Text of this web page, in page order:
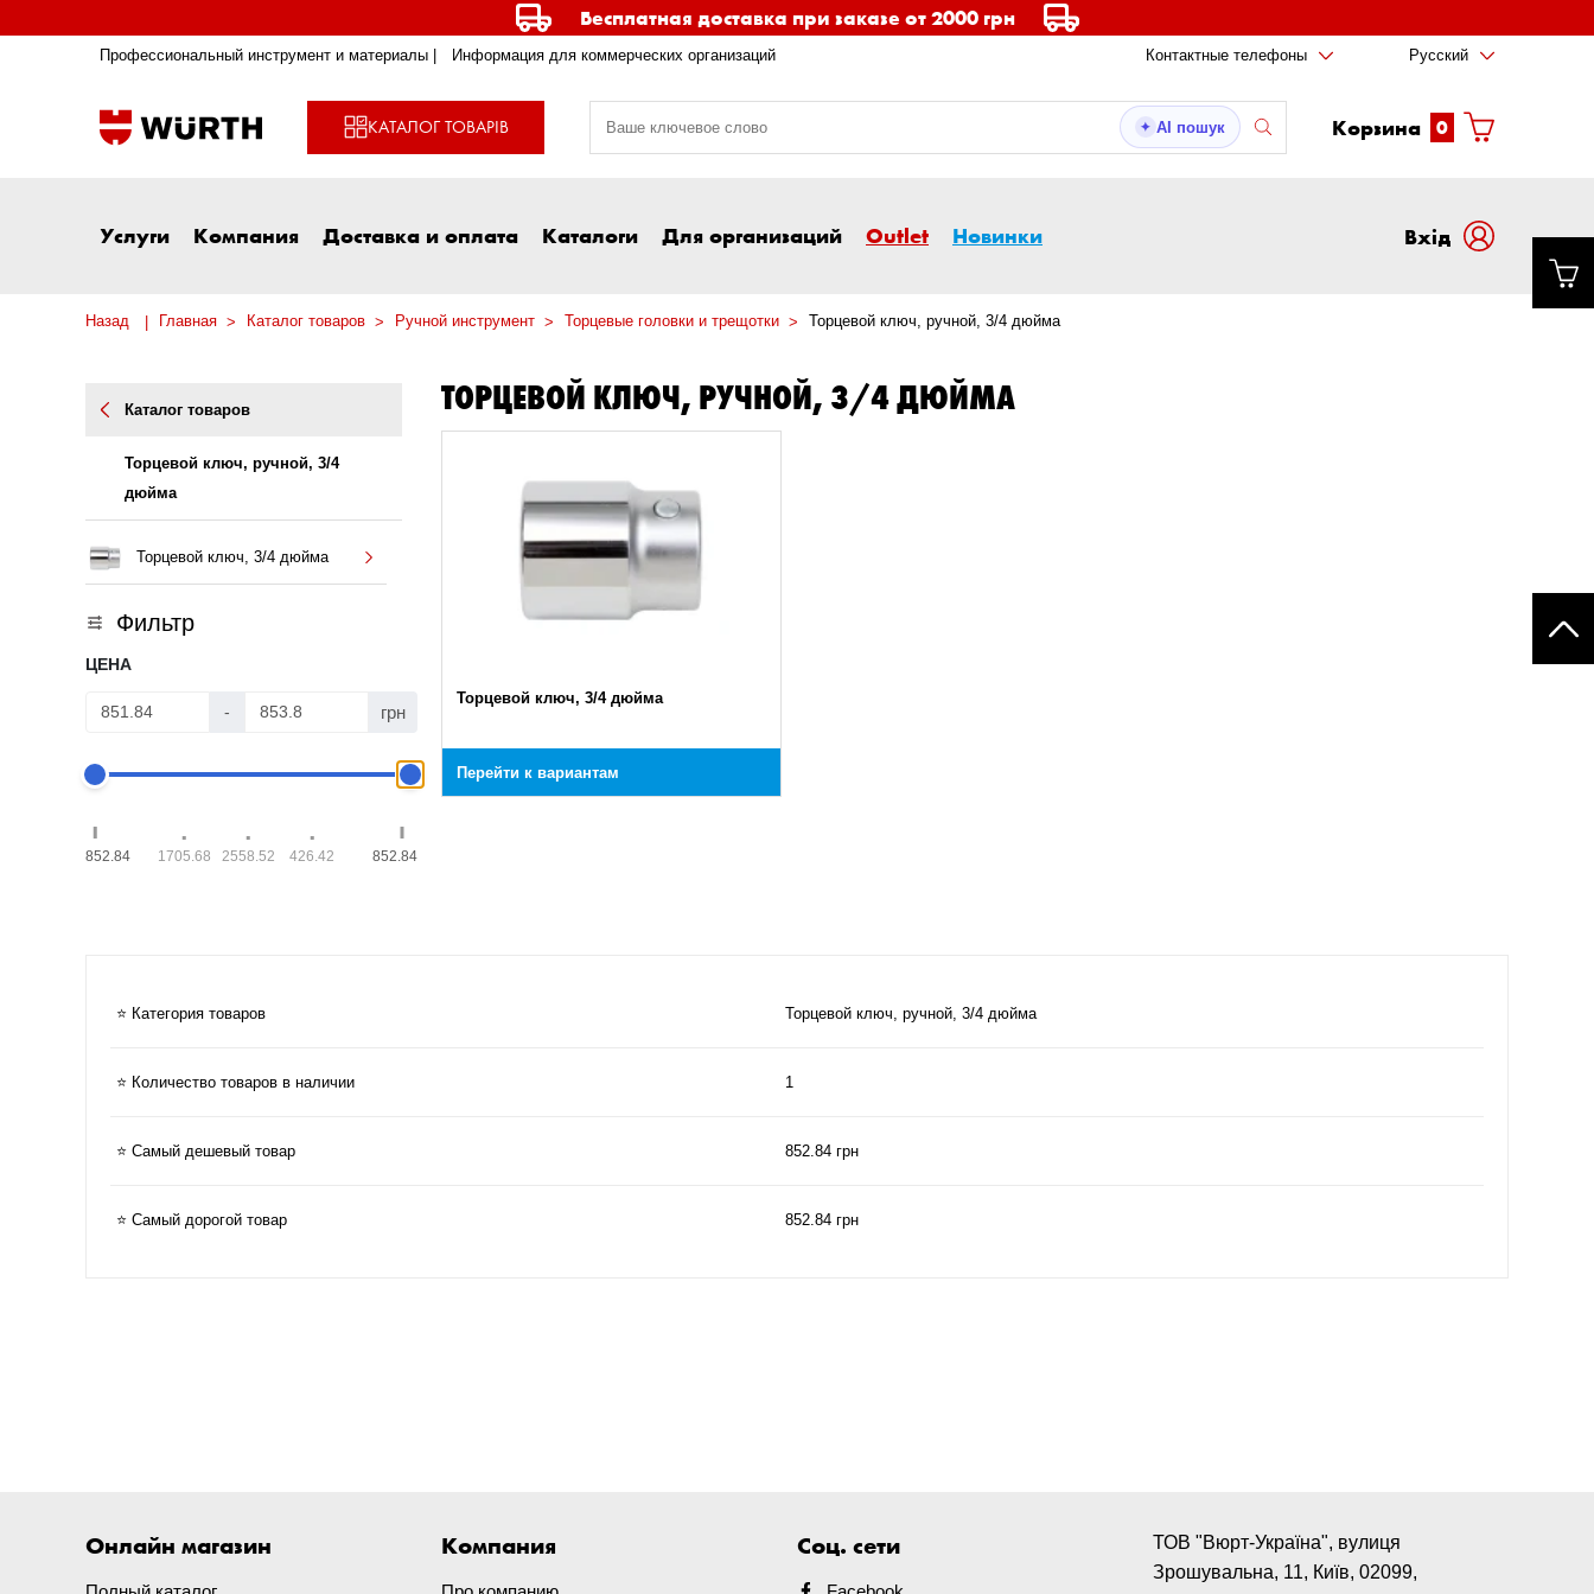
Бесплатная доставка при заказе от 2000 грн
Профессиональный инструмент и материалы | Информация для коммерческих организаций Контактные телефоны Русский
КАТАЛОГ ТОВАРІВ ✦ AI пошук Корзина 0
Услуги Компания Доставка и оплата Каталоги Для организаций Outlet Новинки Вxід
Назад Главная Каталог товаров Ручной инструмент Торцевые головки и трещотки Торцевой ключ, ручной, 3/4 дюйма
Каталог товаров
Торцевой ключ, ручной, 3/4
дюйма
Торцевой ключ, 3/4 дюйма
Фильтр
ЦЕНА
- грн
852.84 1705.68 2558.52 426.42 852.84
ТОРЦЕВОЙ КЛЮЧ, РУЧНОЙ, 3/4 ДЮЙМА
Торцевой ключ, 3/4 дюйма
Перейти к вариантам
⭐ Категория товаров Торцевой ключ, ручной, 3/4 дюйма
⭐ Количество товаров в наличии 1
⭐ Самый дешевый товар 852.84 грн
⭐ Самый дорогой товар 852.84 грн
Онлайн магазин Компания Соц. сети
ТОВ "Вюрт-Україна", вулиця
Зрошувальна, 11, Київ, 02099,